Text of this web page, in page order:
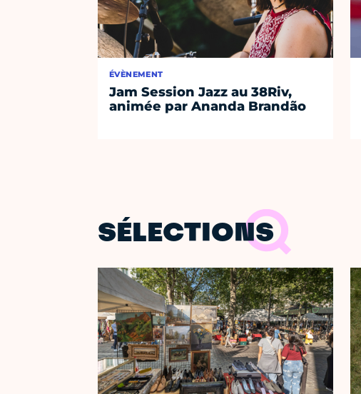
ÉVÈNEMENT
Jam Session Jazz au 38Riv,
animée par Ananda Brandão
SÉLECTIONS